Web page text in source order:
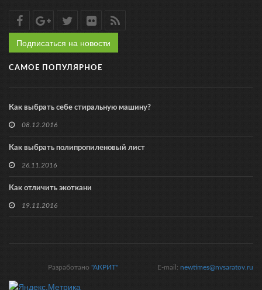
Подписаться на новости
САМОЕ ПОПУЛЯРНОЕ
Как выбрать себе стиральную машину?
08.12.2016
Как выбрать полипропиленовый лист
26.11.2016
Как отличить экоткани
19.11.2016
E-mail: newtimes@nvsaratov.ru
Разработано "АКРИТ"